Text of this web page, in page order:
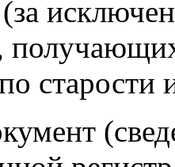
старости